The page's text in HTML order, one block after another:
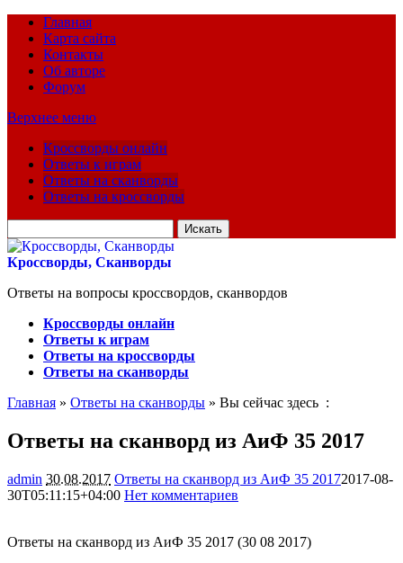
Главная
Карта сайта
Контакты
Об авторе
Форум
Верхнее меню
Кроссворды онлайн
Ответы к играм
Ответы на сканворды
Ответы на кроссворды
для:
Кроссворды, Сканворды
Ответы на вопросы кроссвордов, сканвордов
Кроссворды онлайн
Ответы к играм
Ответы на кроссворды
Ответы на сканворды
Главная » Ответы на сканворды » Вы сейчас здесь :
Ответы на сканворд из АиФ 35 2017
admin 30.08.2017 Ответы на сканворд из АиФ 35 20172017-08-
30T05:11:15+04:00 Нет комментариев
Ответы на сканворд из АиФ 35 2017 (30 08 2017)